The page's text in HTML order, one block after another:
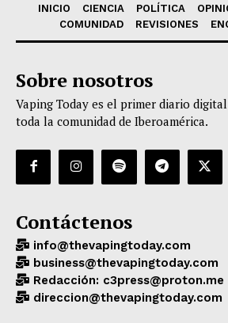
INICIO CIENCIA POLÍTICA
COMUNIDAD
REVISIONES
Sobre nosotros
Vaping Today es el primer diario
toda la comunidad de Iberoamérica.
Contáctenos
info@thevapingtoday.com
business@thevapingtoday.com
Redacción: c3press@proton.me
direccion@thevapingtoday.com